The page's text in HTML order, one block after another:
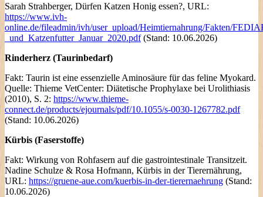
Sarah Strahberger, Dürfen Katzen Honig essen?, URL:
https://www.ivh-
online.de/fileadmin/ivh/user_upload/Heimtiernahrung/Fakten/
_und_Katzenfutter_Januar_2020.pdf(Stand: 10.06.2026)
Rinderherz (Taurinbedarf)
Fakt: Taurin ist eine essenzielle Aminosäure für das feline Myokard.
Quelle: Thieme VetCenter: Diätetische Prophylaxe bei Urolithiasis
(2010), S. 2: https://www.thieme-
connect.de/products/ejournals/pdf/10.1055/s-0030-1267782.pdf
(Stand: 10.06.2026)
Kürbis (Faserstoffe)
Fakt: Wirkung von Rohfasern auf die gastrointestinale Transitzeit.
Nadine Schulze & Rosa Hofmann, Kürbis in der Tierernährung,
URL: https://gruene-aue.com/kuerbis-in-der-tierernaehrung (Stand:
10.06.2026)